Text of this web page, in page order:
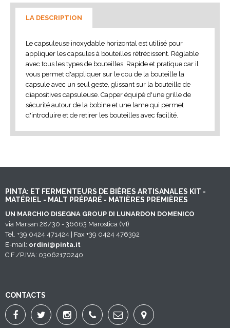
LA DESCRIPTION
Le capsuleuse inoxydable horizontal est utilisé pour
appliquer les capsules à bouteilles rétrécissent. Réglable
avec tous les types de bouteilles. Rapide et pratique car il
vous permet d'appliquer sur le cou de la bouteille la
capsule avec un seul geste, glissant sur la bouteille de
diapositives capsuleuse. Capper équipé d'une grille de
sécurité autour de la bobine et une lame qui permet
d'introduire et de retirer les bouteilles avec facilité.
PINTA: ET FERMENTEURS DE BIÈRES ARTISANALES KIT -
MATÉRIEL - MALT PRÉPARÉ - MATIÈRES PREMIÈRES
UN MARCHIO DISEGNA GROUP DI LUNARDON DOMENICO
via Marsan 28/30 - 36063 Marostica (VI)
Tel. +39 0424 471424 | Fax +39 0424 476392
E-mail: ordini@pinta.it
C.F./P.IVA: 03062170240
CONTACTS